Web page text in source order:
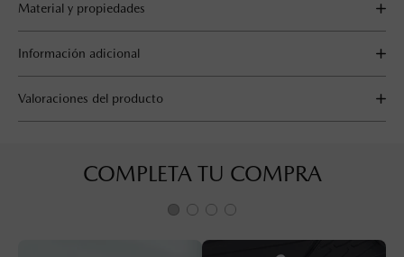
Material y propiedades
Información adicional
Valoraciones del producto
COMPLETA TU COMPRA